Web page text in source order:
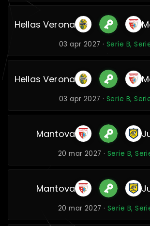
Hellas Verona
03 apr 2027 ·Serie B,
Hellas Verona
03 apr 2027 ·Serie B,
Mantova
20 mar 2027 ·Serie B,
Mantova
20 mar 2027 ·Serie B,